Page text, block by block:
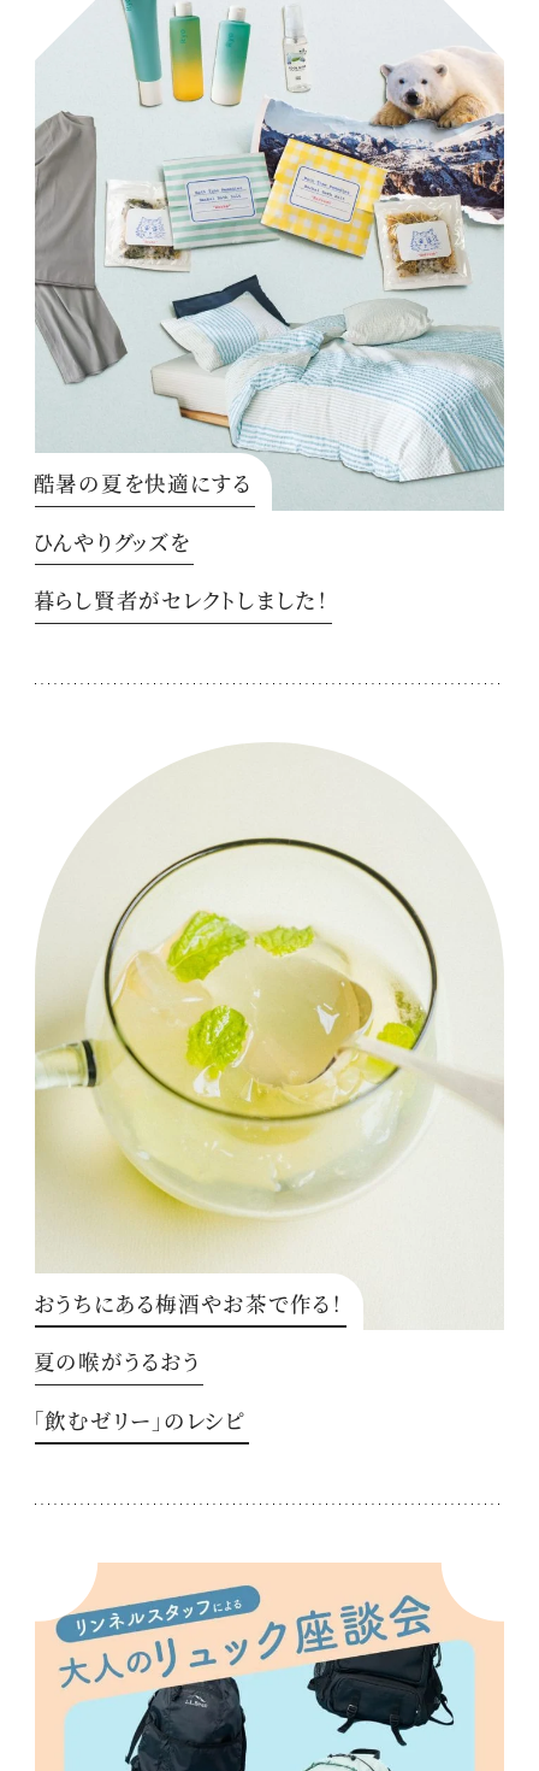
酷暑の夏を快適にする
ひんやりグッズを
暮らし賢者がセレクトしました！
おうちにある梅酒やお茶で作る！
夏の喉がうるおう
「飲むゼリー」のレシピ